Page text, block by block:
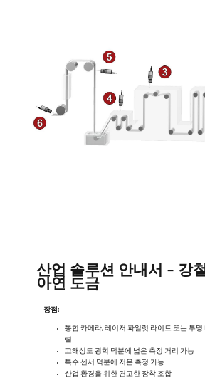
산업 솔루션 안내서 - 강
아연 도금
장점:
통합 카메라, 레이저 파일럿 라이트 또는 투명
렬
고해상도 광학 덕분에 넓은 측정 거리 가능
특수 센서 덕분에 저온 측정 가능
산업 환경을 위한 견고한 장착 조합